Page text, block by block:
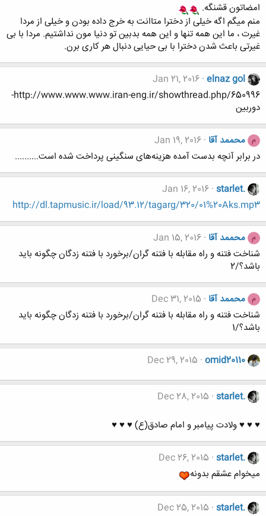
امضاتون قشنگه.
منم میگم اگه خیلی از دخترا متاانت به خرج داده بودن و خیلی از مردا
غیرت ، ما این همه تنها و این همه بدبین تو دنیا مون نداشتیم. مردا با بی
غیرتی باعث شدن دخترا با بی حیایی دنبال هر کاری برن.
elnaz gol
Jan 21, 2016
http://www.www.www.iran-eng.ir/showthread.php/650996-
دوربین
م محممد آقا Jan 19, 2016
در برابر آنچه بدست آمده هزینه‌های سنگینی پرداخت شده است..........
starlet.
Jan 16, 2016
http://dl.tapmusic.ir/load/93.12/tagarg/320/01%20Aks.mp3
م محممد آقا Jan 15, 2016
شناخت فتنه و راه مقابله با فتنه گران/برخورد با فتنه زدگان چگونه باید
باشد؟/2
م محممد آقا Dec 31, 2015
شناخت فتنه و راه مقابله با فتنه گران/برخورد با فتنه زدگان چگونه باید
باشد؟/1
omid20110
Dec 29, 2015
starlet.
Dec 28, 2015
♥ ♥ ♥ ولادت پیامبر و امام صادق(ع) ♥ ♥ ♥
starlet.
Dec 26, 2015
میخوام عشقم بدونه
starlet.
Dec 25, 2015